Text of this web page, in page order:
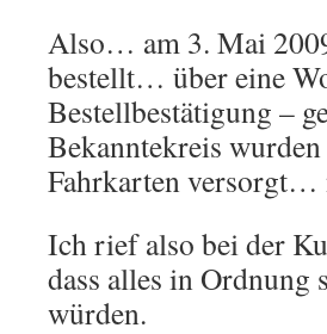
Also… am 3. Mai
bestellt… über eine
Bestellbestätigung –
Bekanntekreis
Fahrkarten versorgt…
Ich rief also bei der
dass alles in Ordnung
würden.